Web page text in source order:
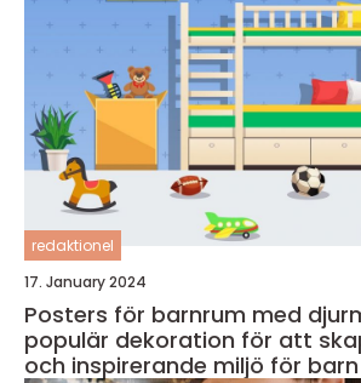
redaktionel
17. January 2024
Posters för barnrum med
populär dekoration för att
och inspirerande miljö för barn